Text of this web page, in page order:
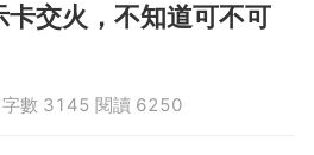
交火，不知道可不可
數 3145 閱讀 6250